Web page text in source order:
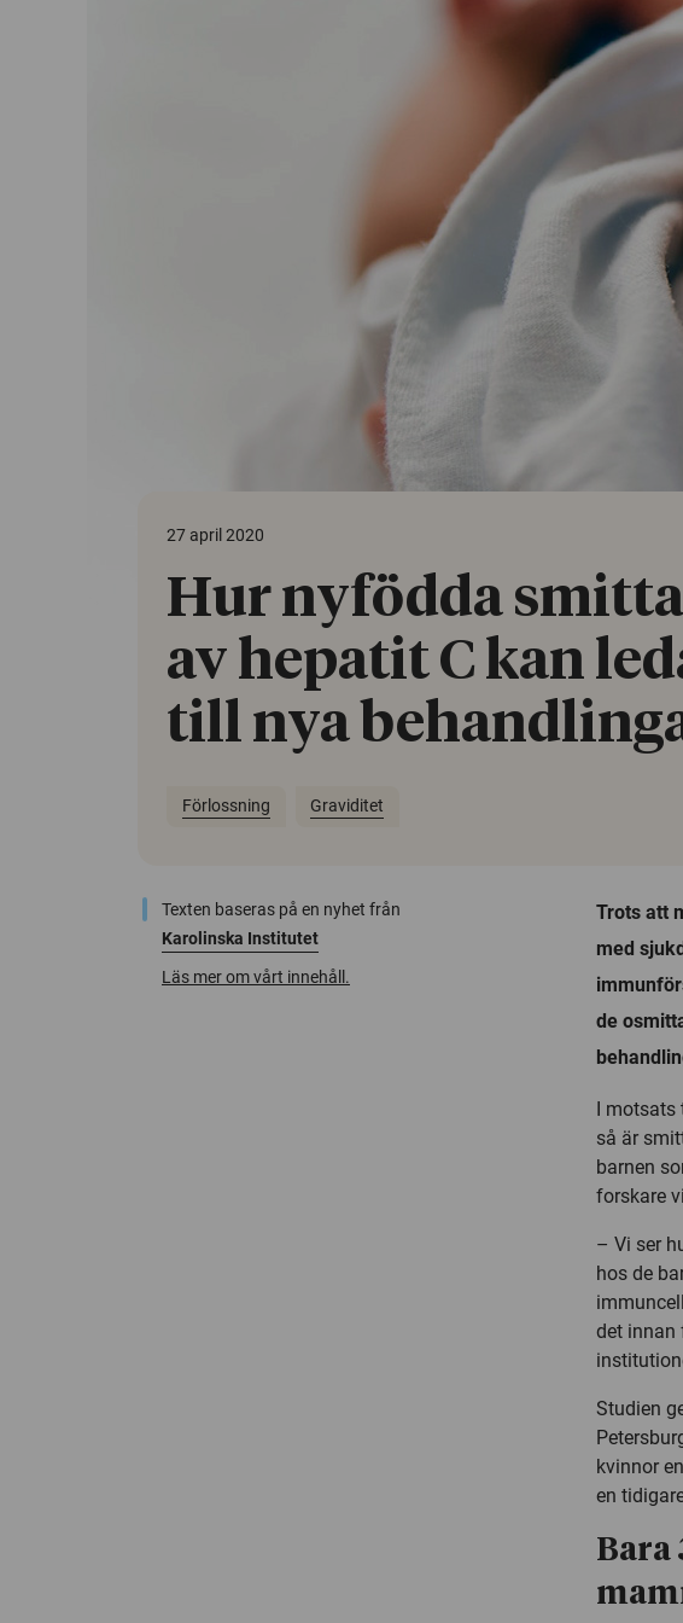
27 april 2020
Hur nyfödda
av hepatit C kan
till nya
Förlossning Graviditet
Texten baseras på en nyhet från
Karolinska Institutet
Läs mer om vårt innehåll.
Trots att
med
de
I motsats
så är
barnen
forskare
– Vi ser
hos de
det innan
Studien
kvinnor
en
Bara